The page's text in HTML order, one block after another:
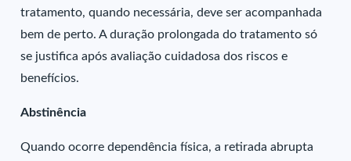
tratamento, quando necessária, deve ser acompanhada
bem de perto. A duração prolongada do tratamento só
se justifica após avaliação cuidadosa dos riscos e
benefícios.
Abstinência
Quando ocorre dependência física, a retirada abrupta